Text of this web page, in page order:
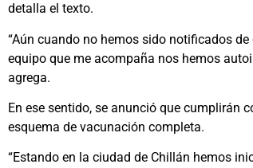
detalla el texto.
“Aún cuando no hemos sido notificados
equipo que me acompaña nos hemos
agrega.
En ese sentido, se anunció que cumplirán
esquema de vacunación completa.
“Estando en la ciudad de Chillán hemos